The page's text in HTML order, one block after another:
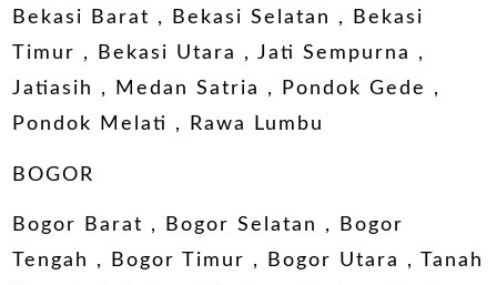
Bekasi Barat , Bekasi Selatan , Bekasi
Timur , Bekasi Utara , Jati Sempurna ,
Jatiasih , Medan Satria , Pondok Gede ,
Pondok Melati , Rawa Lumbu
BOGOR
Bogor Barat , Bogor Selatan , Bogor
Tengah , Bogor Timur , Bogor Utara , Tanah